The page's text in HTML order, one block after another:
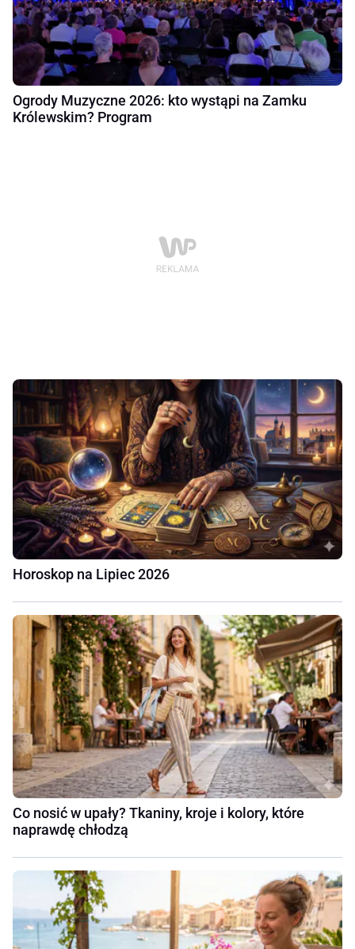
Ogrody Muzyczne 2026: kto wystąpi na Zamku
Królewskim? Program
Horoskop na Lipiec 2026
Co nosić w upały? Tkaniny, kroje i kolory, które
naprawdę chłodzą